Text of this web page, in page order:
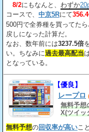
8/2にもなんと、 わずか
コースで、 中京5Rにて
500円で全券種を買ってた
戻しになった計算だ。
なお、数年前には3237.5倍
い。ちなみに過去最高配当
となっている。
【優良】
レープロ
無料予想
X(ツイッ
無料予想の回収率が高いこ